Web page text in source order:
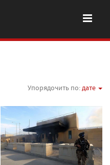
Упорядочить по:дате